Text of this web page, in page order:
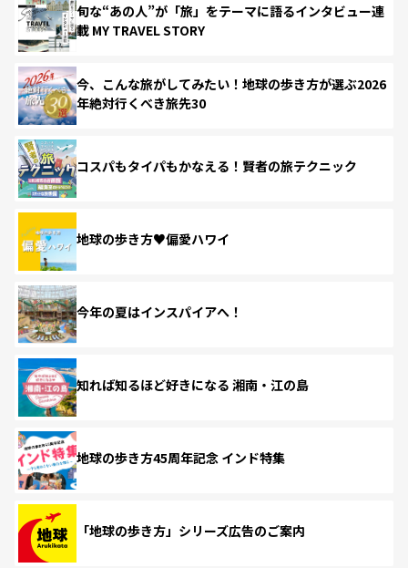
旬な“あの人”が「旅」をテーマに語るインタビュー連
載 MY TRAVEL STORY
今、こんな旅がしてみたい！地球の歩き方が選ぶ2026
年絶対行くべき旅先30
コスパもタイパもかなえる！賢者の旅テクニック
地球の歩き方♥偏愛ハワイ
今年の夏はインスパイアへ！
知れば知るほど好きになる 湘南・江の島
地球の歩き方45周年記念 インド特集
「地球の歩き方」シリーズ広告のご案内